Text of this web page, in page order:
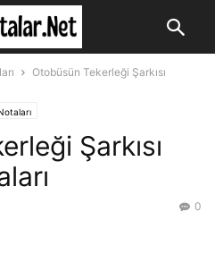
Otobüsün Tekerleği Şarkısı
Şarkısı
0